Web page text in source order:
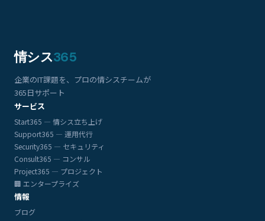
情シス365
企業のIT課題を、プロの情シスチームが
365日サポート
サービス
Start365 — 情シス立ち上げ
Support365 — 運用代行
Security365 — セキュリティ
Consult365 — コンサル
Project365 — プロジェクト
🏢 エンタープライズ
情報
ブログ